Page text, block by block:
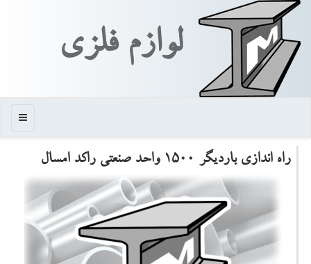
لوازم فلزی
منو
راه اندازی باردیگر 1500 واحد صنعتی راكد امسال